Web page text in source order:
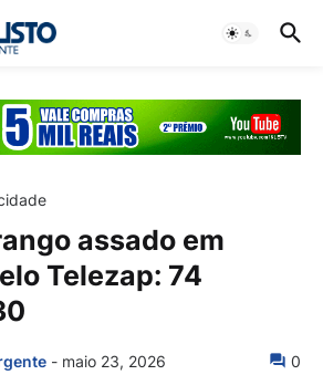
assado em
Telezap: 74
- maio 23, 2026 0